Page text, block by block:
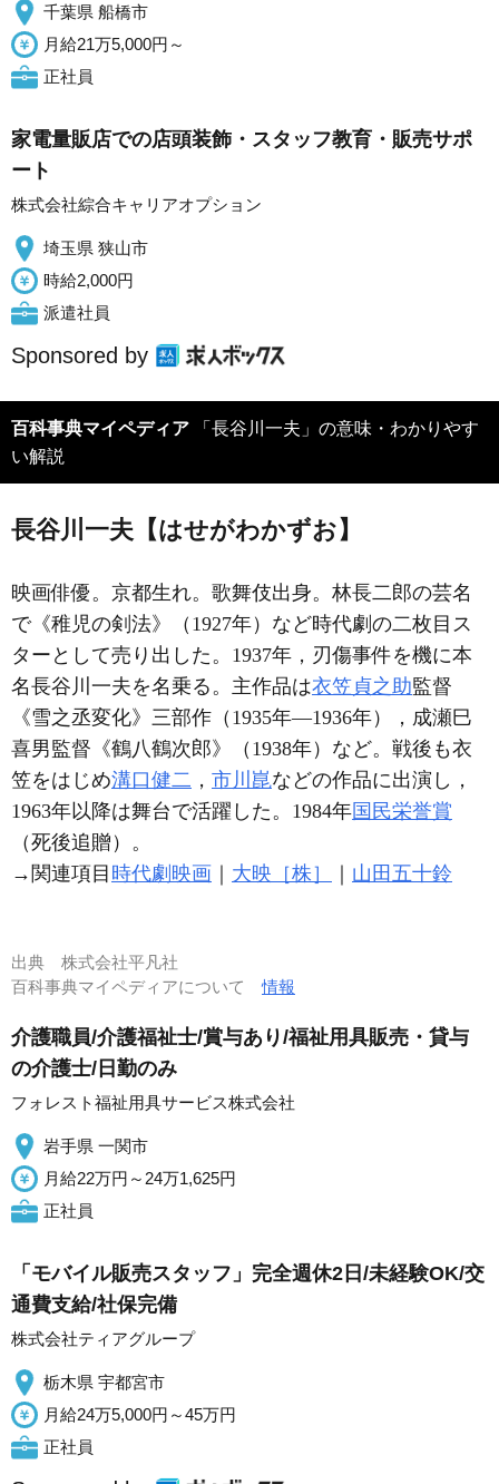
千葉県 船橋市
月給21万5,000円～
正社員
家電量販店での店頭装飾・スタッフ教育・販売サポ
ート
株式会社綜合キャリアオプション
埼玉県 狭山市
時給2,000円
派遣社員
Sponsored by
百科事典マイペディア 「長谷川一夫」の意味・わかりやす
い解説
長谷川一夫【はせがわかずお】
映画俳優。京都生れ。歌舞伎出身。林長二郎の芸名
で《稚児の剣法》（1927年）など時代劇の二枚目ス
ターとして売り出した。1937年，刃傷事件を機に本
名長谷川一夫を名乗る。主作品は衣笠貞之助監督
《雪之丞変化》三部作（1935年―1936年），成瀬巳
喜男監督《鶴八鶴次郎》（1938年）など。戦後も衣
笠をはじめ溝口健二 ， 市川崑などの作品に出演し，
1963年以降は舞台で活躍した。1984年国民栄誉賞
（死後追贈）。
→関連項目 時代劇映画 大映［株］ 山田五十鈴
出典 株式会社平凡社
百科事典マイペディアについて情報
介護職員/介護福祉士/賞与あり/福祉用具販売・貸与
の介護士/日勤のみ
フォレスト福祉用具サービス株式会社
岩手県 一関市
月給22万円～24万1,625円
正社員
「モバイル販売スタッフ」完全週休2日/未経験OK/交
通費支給/社保完備
株式会社ティアグループ
栃木県 宇都宮市
月給24万5,000円～45万円
正社員